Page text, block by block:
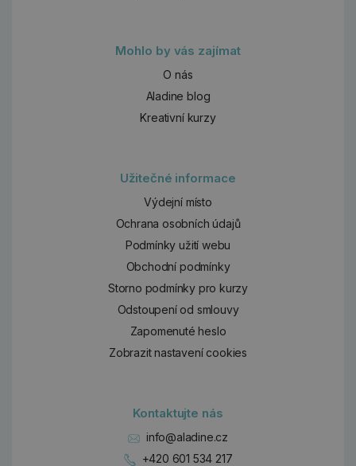
Mohlo by vás zajímat
O nás
Aladine blog
Kreativní kurzy
Užitečné informace
Výdejní místo
Ochrana osobních údajů
Podmínky užití webu
Obchodní podmínky
Storno podmínky pro kurzy
Odstoupení od smlouvy
Zapomenuté heslo
Zobrazit nastavení cookies
Kontaktujte nás
info@aladine.cz
+420 601 534 217